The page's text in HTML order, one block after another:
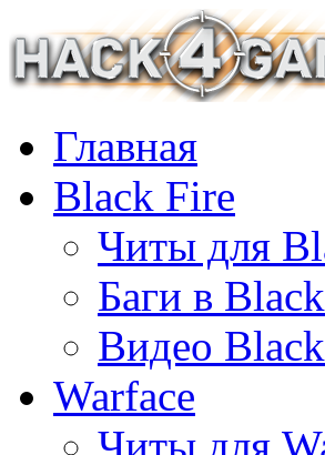
Главная
Black Fire
Читы для
Баги в
Видео
Warface